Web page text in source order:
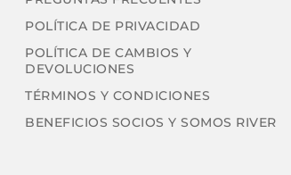
POLÍTICA DE PRIVACIDAD
POLÍTICA DE CAMBIOS Y
DEVOLUCIONES
TÉRMINOS Y CONDICIONES
BENEFICIOS SOCIOS Y SOMOS RIVER